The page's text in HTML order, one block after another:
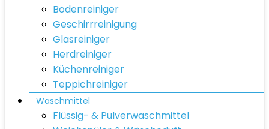
Bodenreiniger
Geschirrreinigung
Glasreiniger
Herdreiniger
Küchenreiniger
Teppichreiniger
Waschmittel
Flüssig- & Pulverwaschmittel